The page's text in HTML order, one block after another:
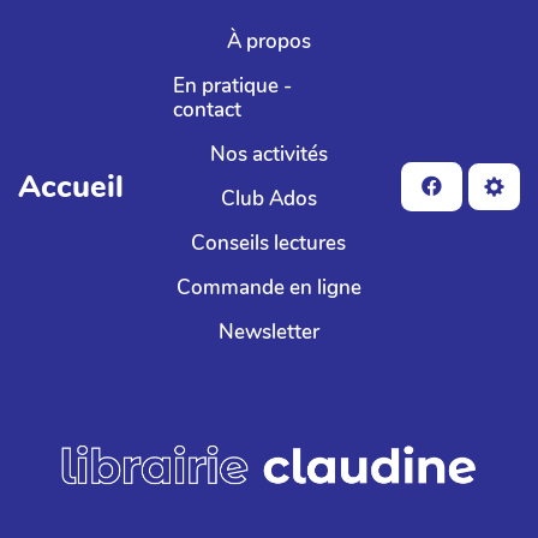
Aller au contenu principal
Accueil
À propos
En pratique -
contact
Nos activités
Club Ados
Conseils lectures
Commande en ligne
Newsletter